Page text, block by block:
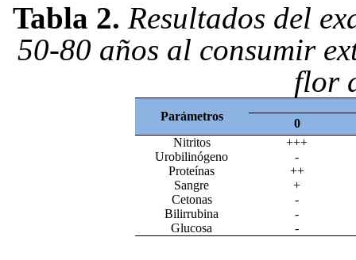
Tabla 2. Resultados del
50-80 años al consumir
flor
Parámetros
0
Nitritos
+++
Urobilinógeno
-
Proteínas
++
Sangre
+
Cetonas
-
Bilirrubina
-
Glucosa
-